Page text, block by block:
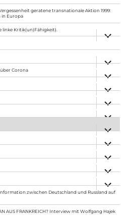
geratene transnationale Aktion 1999:
in Europa
Kritik(un)Fähigkeit).
anzeigen
anzeigen
über Corona
anzeigen
anzeigen
anzeigen
anzeigen
anzeigen
anzeigen
anzeigen
anzeigen
zwischen Deutschland und Russland auf
AUS FRANKREICH? Interview mit Wolfgang Hajek